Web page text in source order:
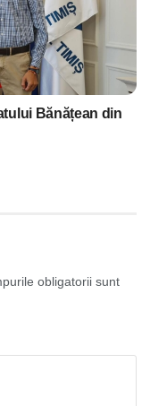
Bănățean din
obligatorii sunt